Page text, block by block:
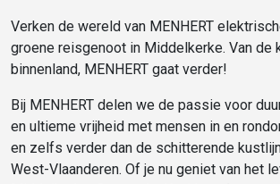
Verken de wereld van MENHERT
groene reisgenoot in Middelkerke. Van de
binnenland, MENHERT gaat verder!
Bij MENHERT delen we de passie voor
en ultieme vrijheid met mensen in en
en zelfs verder dan de schitterende
West-Vlaanderen. Of je nu geniet van het